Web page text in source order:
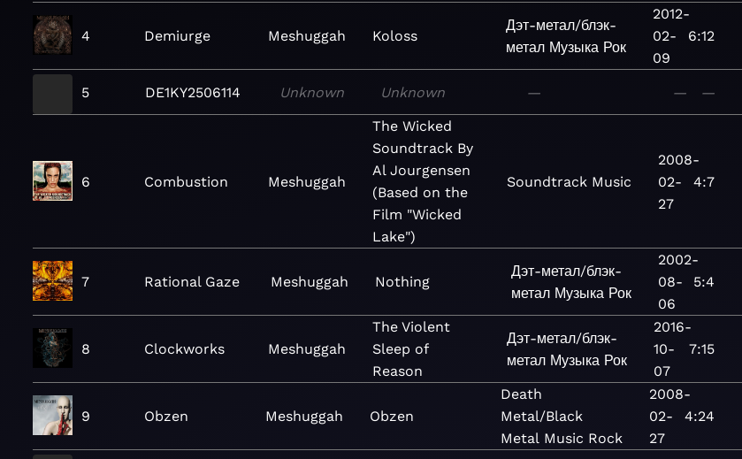
4 Demiurge Meshuggah Koloss
Дэт-метал/блэк-
метал Музыка Рок
2012-
02-
09
6:12
5 DE1KY2506114 Unknown Unknown — — —
6 Combustion Meshuggah
The Wicked
Soundtrack By
Al Jourgensen
(Based on the
Film "Wicked
Lake")
Soundtrack Music
2008-
02-
27
4:7
7 Rational Gaze Meshuggah Nothing
Дэт-метал/блэк-
метал Музыка Рок
2002-
08-
06
5:4
8 Clockworks Meshuggah
The Violent
Sleep of
Reason
Дэт-метал/блэк-
метал Музыка Рок
2016-
10-
07
7:15
9 Obzen Meshuggah Obzen
Death
Metal/Black
Metal Music Rock
2008-
02-
27
4:24